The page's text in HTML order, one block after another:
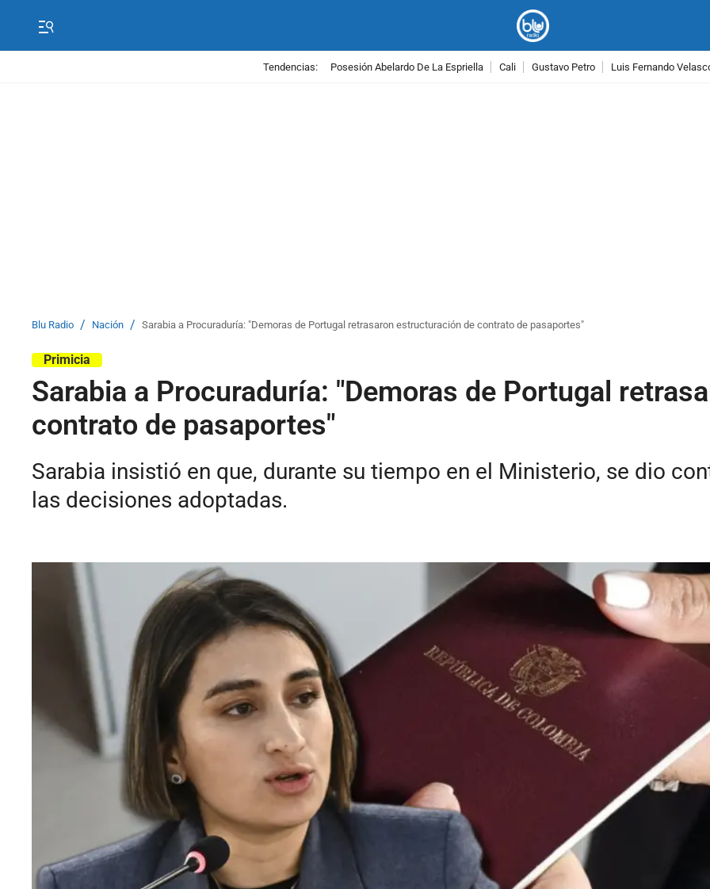
Tendencias: Posesión Abelardo De La Espriella Cali Gustavo Petro Luis Fernando
Blu Radio / Nación / Sarabia a Procuraduría: "Demoras de Portugal retrasaron estructuración de contrato de pasaportes"
Primicia
Sarabia a Procuraduría: "Demoras de Portugal
contrato de pasaportes"
Sarabia insistió en que, durante su tiempo en el Ministerio, se dio
las decisiones adoptadas.